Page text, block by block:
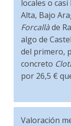
locales o
Alta, Bajo
Forcallàde
algo de
del primero,
concreto
por 26,5 €
Valoración